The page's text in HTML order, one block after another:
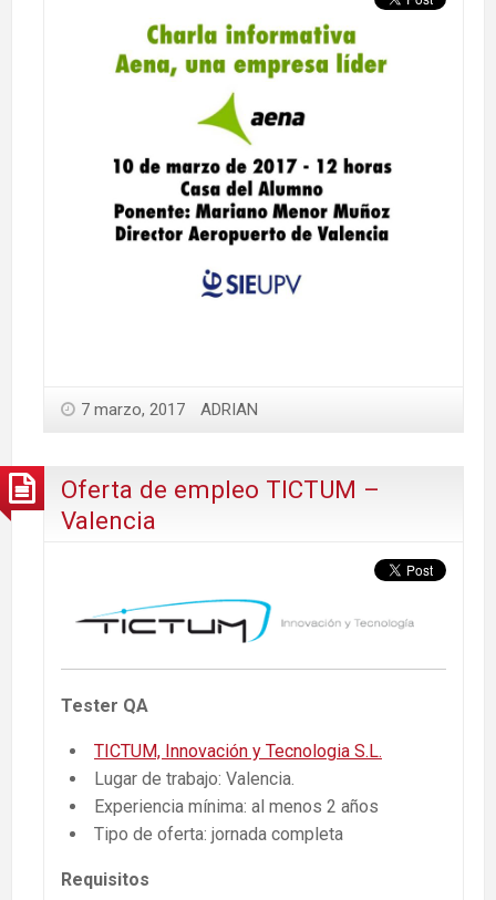
7 marzo, 2017 ADRIAN
Oferta de empleo TICTUM –
Valencia
Tester QA
TICTUM, Innovación y Tecnologia S.L.
Lugar de trabajo: Valencia.
Experiencia mínima: al menos 2 años
Tipo de oferta: jornada completa
Requisitos